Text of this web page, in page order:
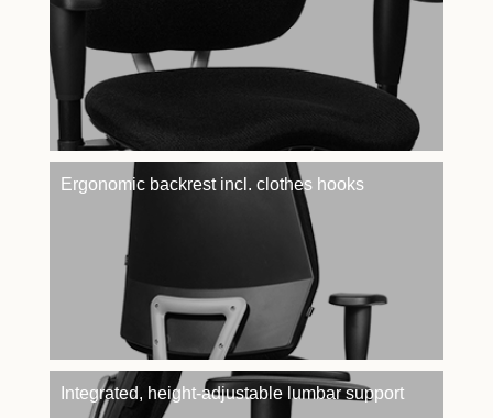
Ergonomic backrest incl. clothes hooks
Integrated, height-adjustable lumbar support